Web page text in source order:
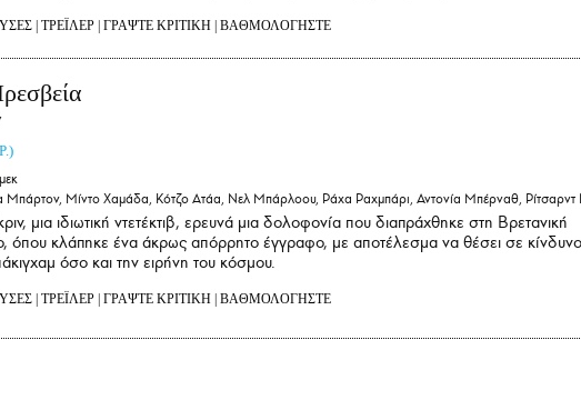
ΤΡΕΪΛΕΡ ΓΡΑΨΤΕ ΚΡΙΤΙΚΗ ΒΑΘΜΟΛΟΓΗΣΤΕ
Μπάρτον, Μίντο Χαμάδα, Κότζο Ατάα, Νελ Μπάρλοου, Ράχα Ραχμπάρι, Αντονία Μπέρναθ, Ρίτσαρντ
μια ιδιωτική ντετέκτιβ, ερευνά μια δολοφονία που διαπράχθηκε στη Βρετανική
όπου κλάπηκε ένα άκρως απόρρητο έγγραφο, με αποτέλεσμα να θέσει σε
όσο και την ειρήνη του κόσμου.
ΤΡΕΪΛΕΡ ΓΡΑΨΤΕ ΚΡΙΤΙΚΗ ΒΑΘΜΟΛΟΓΗΣΤΕ